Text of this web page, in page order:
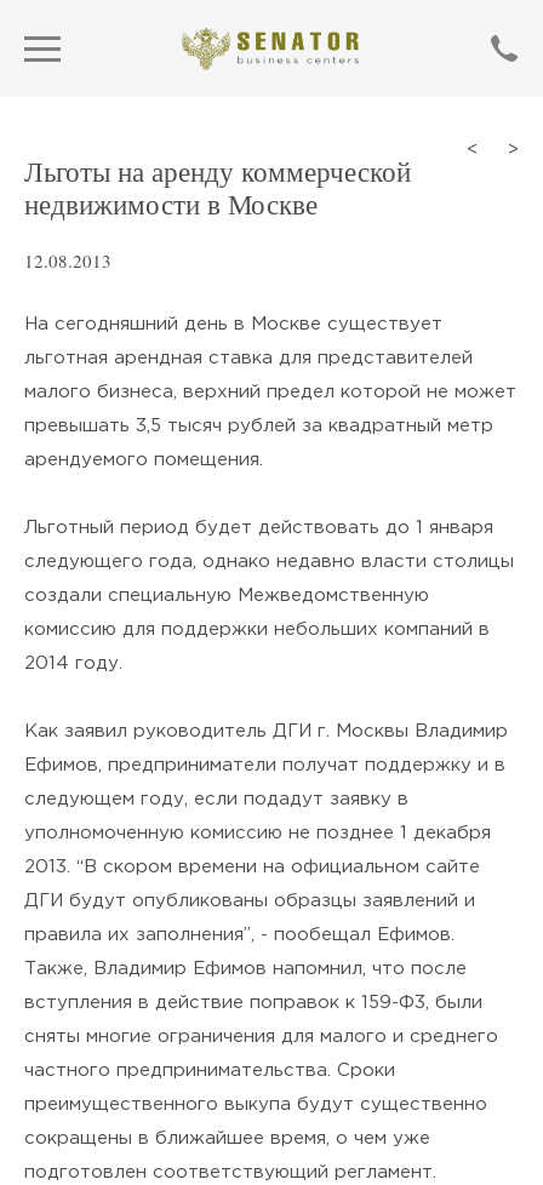
< >
Льготы на аренду коммерческой
недвижимости в Москве
12.08.2013
На сегодняшний день в Москве существует
льготная арендная ставка для представителей
малого бизнеса, верхний предел которой не может
превышать 3,5 тысяч рублей за квадратный метр
арендуемого помещения.
Льготный период будет действовать до 1 января
следующего года, однако недавно власти столицы
создали специальную Межведомственную
комиссию для поддержки небольших компаний в
2014 году.
Как заявил руководитель ДГИ г. Москвы Владимир
Ефимов, предприниматели получат поддержку и в
следующем году, если подадут заявку в
уполномоченную комиссию не позднее 1 декабря
2013. “В скором времени на официальном сайте
ДГИ будут опубликованы образцы заявлений и
правила их заполнения”, - пообещал Ефимов.
Также, Владимир Ефимов напомнил, что после
вступления в действие поправок к 159-Ф3, были
сняты многие ограничения для малого и среднего
частного предпринимательства. Сроки
преимущественного выкупа будут существенно
сокращены в ближайшее время, о чем уже
подготовлен соответствующий регламент.
SEND
на обработку персональных
конфиденциальности.